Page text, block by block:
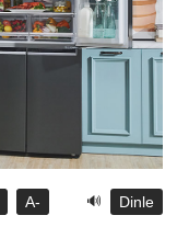
A- 🔊 Dinle